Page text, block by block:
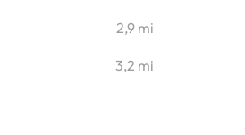
2,9 mi
3,2 mi